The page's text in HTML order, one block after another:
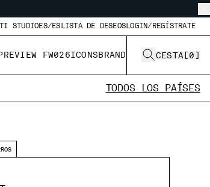
STUDIOES/ES LISTA DE DESEOSLOGIN/REGÍSTRATE
FW026ICONSBRAND CESTA [0]
TODOS LOS PAÍSES